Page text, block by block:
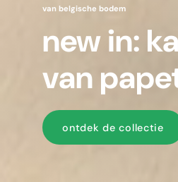
our favourite belgian skincare
discover
from mountain roots